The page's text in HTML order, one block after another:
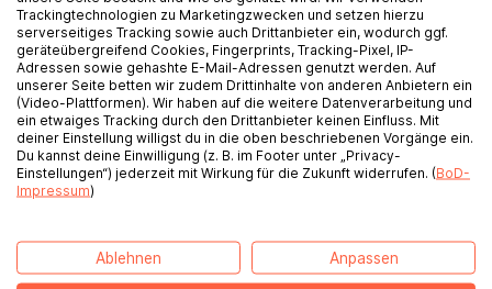
Volle Kostenkontrolle
Bring Dein Buch in den
Handel
Das einzigartige Angebot von BoD bietet dir
volle Kostenkontrolle ohne Mindestauflage.
Publish ohne weitere Leistungen:
Trackingtechnologien zu Marketingzwecken und setzen hierzu
serverseitiges Tracking sowie auch Drittanbieter ein, wodurch ggf.
geräteübergreifend Cookies, Fingerprints, Tracking-Pixel, IP-
Adressen sowie gehashte E-Mail-Adressen genutzt werden. Auf
unserer Seite betten wir zudem Drittinhalte von anderen Anbietern ein
(Video-Plattformen). Wir haben auf die weitere Datenverarbeitung und
ein etwaiges Tracking durch den Drittanbieter keinen Einfluss. Mit
deiner Einstellung willigst du in die oben beschriebenen Vorgänge ein.
Du kannst deine Einwilligung (z. B. im Footer unter „Privacy-
Einstellungen“) jederzeit mit Wirkung für die Zukunft widerrufen. (BoD-
Impressum)
Ablehnen Anpassen